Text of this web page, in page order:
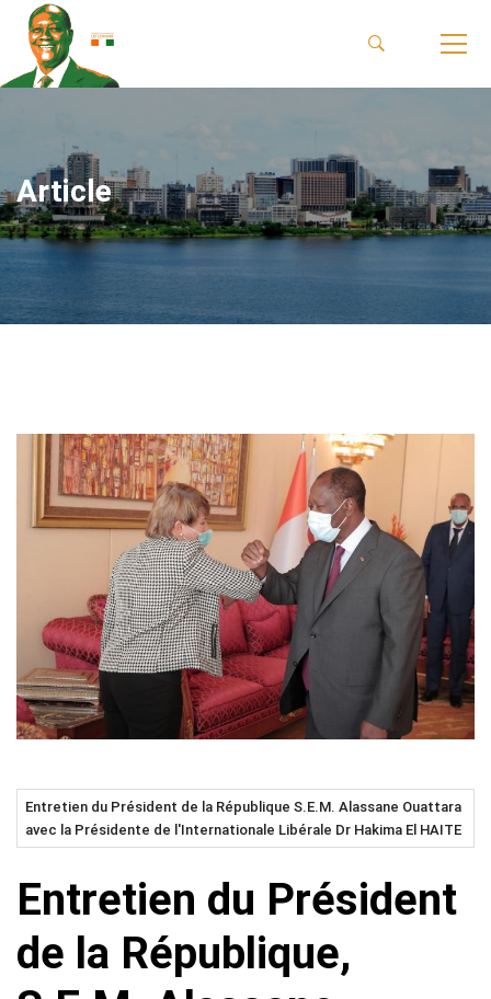
Article
Entretien du Président de la République S.E.M. Alassane Ouattara
avec la Présidente de l'Internationale Libérale Dr Hakima El HAITE
Entretien du Président
de la République,